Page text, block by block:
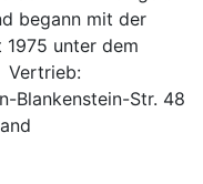
begann mit der
unter dem
Vertrieb:
Blankenstein-Str. 48